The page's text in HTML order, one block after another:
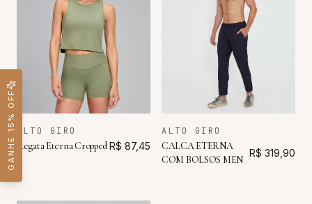
ALTO GIRO
Regata Eterna CroppedR$ 87,45
ALTO GIRO
CALCA ETERNA
COM BOLSOS MEN
R$ 319,90
GANHE 15% OFF